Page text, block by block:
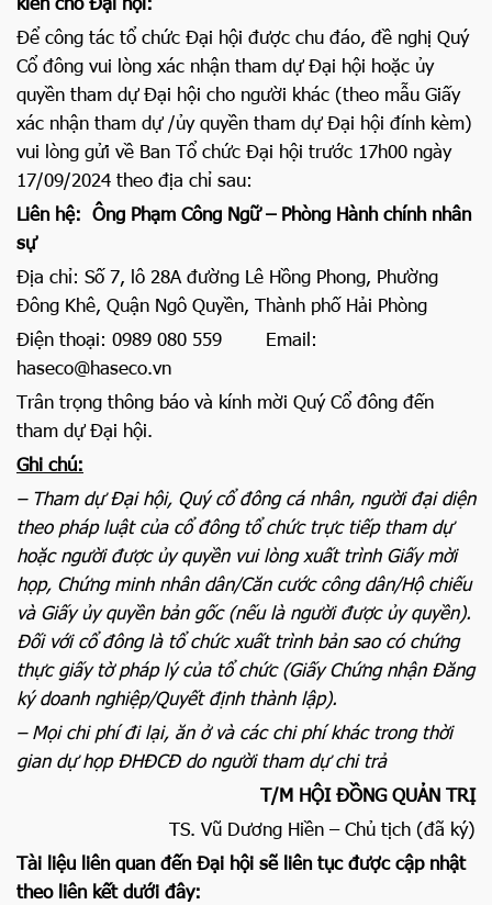
Để công tác tổ chức Đại hội được chu đáo, đề nghị Quý
Cổ đông vui lòng xác nhận tham dự Đại hội hoặc ủy
quyền tham dự Đại hội cho người khác (theo mẫu Giấy
xác nhận tham dự /ủy quyền tham dự Đại hội đính kèm)
vui lòng gửi về Ban Tổ chức Đại hội trước 17h00 ngày
17/09/2024 theo địa chỉ sau:
Liên hệ: Ông Phạm Công Ngữ – Phòng Hành chính nhân
sự
Địa chỉ: Số 7, lô 28A đường Lê Hồng Phong, Phường
Đông Khê, Quận Ngô Quyền, Thành phố Hải Phòng
Điện thoại: 0989 080 559 Email:
haseco@haseco.vn
Trân trọng thông báo và kính mời Quý Cổ đông đến
tham dự Đại hội.
Ghi chú:
– Tham dự Đại hội, Quý cổ đông cá nhân, người đại diện
theo pháp luật của cổ đông tổ chức trực tiếp tham dự
hoặc người được ủy quyền vui lòng xuất trình Giấy mời
họp, Chứng minh nhân dân/Căn cước công dân/Hộ chiếu
và Giấy ủy quyền bản gốc (nếu là người được ủy quyền).
Đối với cổ đông là tổ chức xuất trình bản sao có chứng
thực giấy tờ pháp lý của tổ chức (Giấy Chứng nhận Đăng
ký doanh nghiệp/Quyết định thành lập).
– Mọi chi phí đi lại, ăn ở và các chi phí khác trong thời
gian dự họp ĐHĐCĐ do người tham dự chi trả
T/M HỘI ĐỒNG QUẢN TRỊ
TS. Vũ Dương Hiền – Chủ tịch (đã ký)
Tài liệu liên quan đến Đại hội sẽ liên tục được cập nhật
theo liên kết dưới đây: